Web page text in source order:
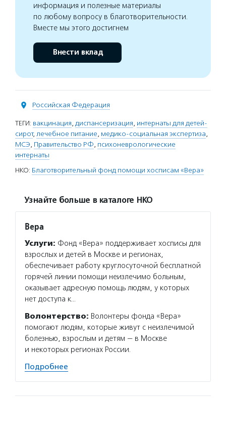
информация и полезные материалы
по любому вопросу в благотворительности.
Вместе мы этого достигнем
Внести вклад
Российская Федерация
ТЕГИ: вакцинация, диспансеризация, интернаты для детей-
сирот, лечебное питание, медико-социальная экспертиза,
МСЭ, Правительство РФ, психоневрологические
интернаты
НКО: Благотворительный фонд помощи хосписам «Вера»
Узнайте больше в каталоге НКО
Вера
Услуги: Фонд «Вера» поддерживает хосписы для
взрослых и детей в Москве и регионах,
обеспечивает работу круглосуточной бесплатной
горячей линии помощи неизлечимо больным,
оказывает адресную помощь людям, у которых
нет доступа к…
Волонтерство: Волонтеры фонда «Вера»
помогают людям, которые живут с неизлечимой
болезнью, взрослым и детям — в Москве
и некоторых регионах России.
Подробнее